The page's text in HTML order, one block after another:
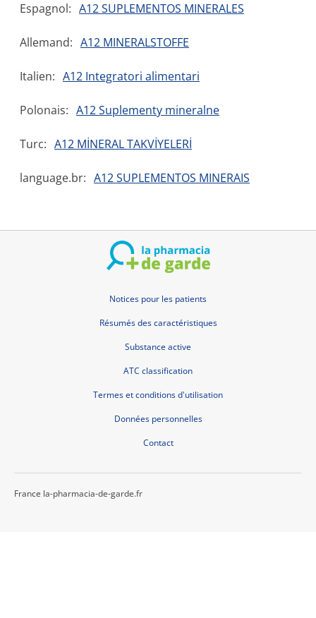
Espagnol: A12 SUPLEMENTOS MINERALES
Allemand: A12 MINERALSTOFFE
Italien: A12 Integratori alimentari
Polonais: A12 Suplementy mineralne
Turc: A12 MİNERAL TAKVİYELERİ
language.br: A12 SUPLEMENTOS MINERAIS
Notices pour les patients
Résumés des caractéristiques
Substance active
ATC classification
Termes et conditions d'utilisation
Données personnelles
Contact
France la-pharmacia-de-garde.fr